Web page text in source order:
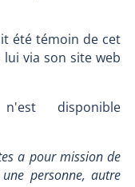
été témoin de cet
via son site web
disponible
a pour mission de
personne, autre